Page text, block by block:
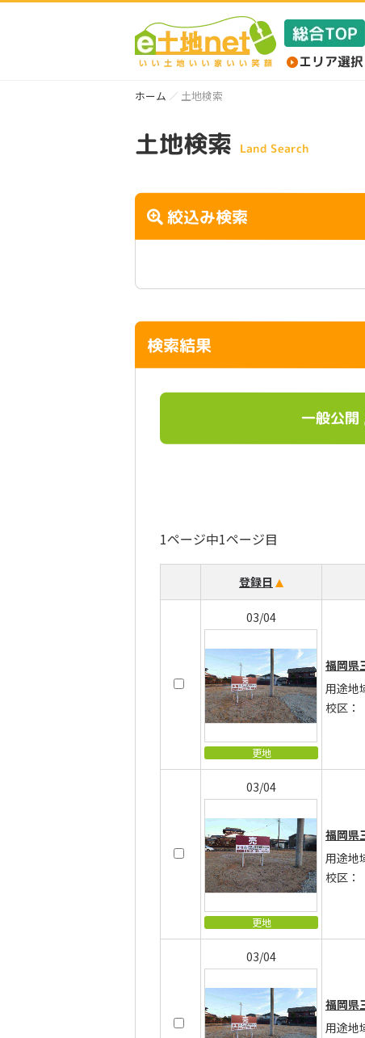
ホーム 土地検索
土地検索 Land Search
絞込み検索
検索結果
一般公開
1ページ中1ページ目
登録日
03/04
更地
福岡県
用途地
校区：
03/04
更地
福岡県
用途地
校区：
03/04
福岡県
用途地